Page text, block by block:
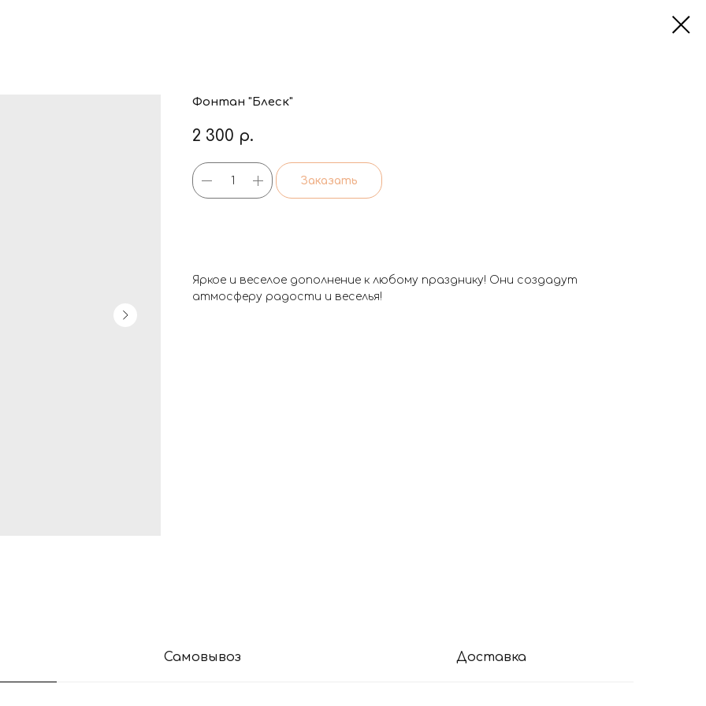
Фонтан "Блеск"
2 300 р.
Заказать
Яркое и веселое дополнение к любому празднику! Они создадут
атмосферу радости и веселья!
Самовывоз Доставка